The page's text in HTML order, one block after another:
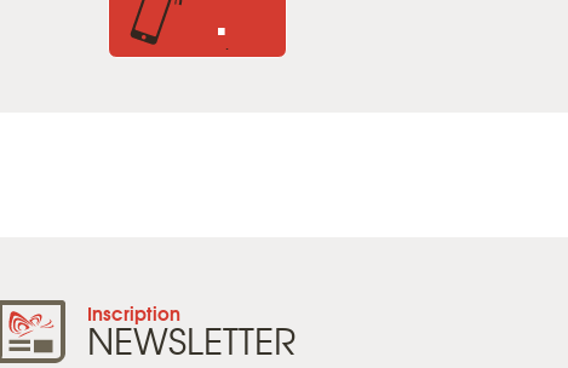
.
Inscription
NEWSLETTER